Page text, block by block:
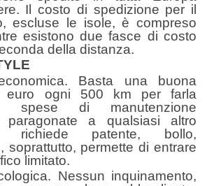
Il costo di spedizione per il
escluse le isole, è compreso
esistono due fasce di costo
della distanza.
Basta una buona
euro ogni 500 km per farla
spese di manutenzione
paragonate a qualsiasi altro
richiede patente, bollo,
soprattutto, permette di entrare
limitato.
Nessun inquinamento,